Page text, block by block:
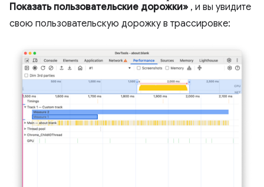
Показать пользовательские дорожки» , и вы увидите
свою пользовательскую дорожку в трассировке: